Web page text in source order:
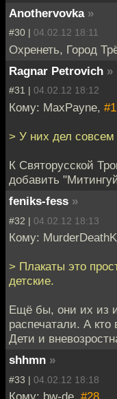
Anothervovka »
#30 | 04.02.12 18:11
Охренеть, Город
Ragnar Petrovich »
#31 | 04.02.12 18:12
Кому: MaxPayne, #1
> У них дел совсем
К Святорусской
добавить
feniks-fess »
#32 | 04.02.12 18:13
Кому:
> Плакаты это
детские.
Ещё бы, они их из
распечатали. А кто
Дети и
shhmn »
#33 | 04.02.12 18:18